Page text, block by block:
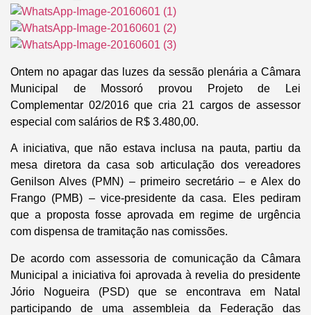
Ontem no apagar das luzes da sessão plenária a Câmara
Municipal de Mossoró provou Projeto de Lei
Complementar 02/2016 que cria 21 cargos de assessor
especial com salários de R$ 3.480,00.
A iniciativa, que não estava inclusa na pauta, partiu da
mesa diretora da casa sob articulação dos vereadores
Genilson Alves (PMN) – primeiro secretário – e Alex do
Frango (PMB) – vice-presidente da casa. Eles pediram
que a proposta fosse aprovada em regime de urgência
com dispensa de tramitação nas comissões.
De acordo com assessoria de comunicação da Câmara
Municipal a iniciativa foi aprovada à revelia do presidente
Jório Nogueira (PSD) que se encontrava em Natal
participando de uma assembleia da Federação das